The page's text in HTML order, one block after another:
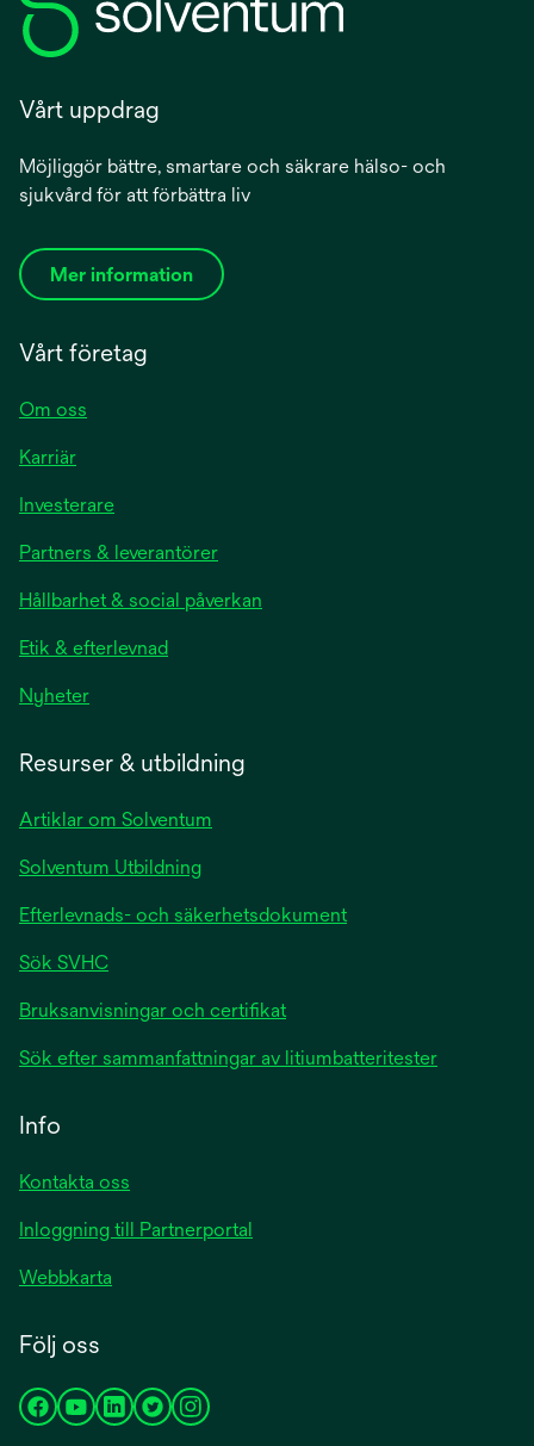
Vårt uppdrag
Möjliggör bättre, smartare och säkrare hälso- och
sjukvård för att förbättra liv
Mer information
Vårt företag
Om oss
Karriär
Investerare
Partners & leverantörer
Hållbarhet & social påverkan
Etik & efterlevnad
Nyheter
Resurser & utbildning
Artiklar om Solventum
Solventum Utbildning
Efterlevnads- och säkerhetsdokument
Sök SVHC
Bruksanvisningar och certifikat
Sök efter sammanfattningar av litiumbatteritester
Info
Kontakta oss
Inloggning till Partnerportal
Webbkarta
Följ oss
opensopensopensopensopens